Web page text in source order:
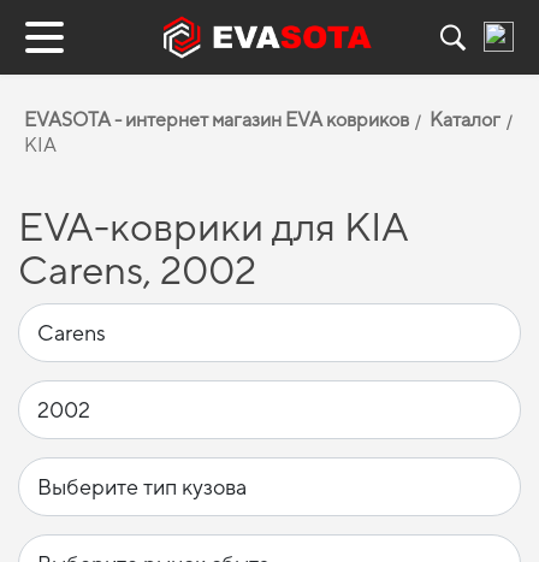
EVASOTA - интернет магазин EVA ковриков
Каталог
KIA
EVA-коврики для KIA
Carens, 2002